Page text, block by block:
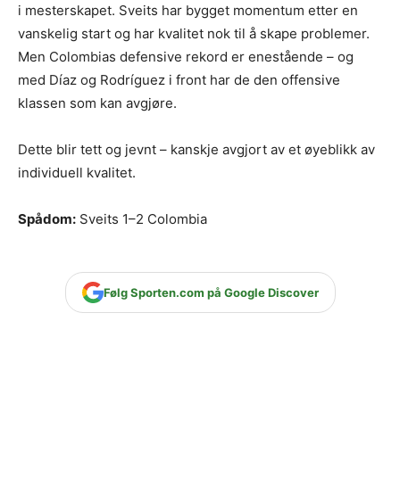
i mesterskapet. Sveits har bygget momentum etter en
vanskelig start og har kvalitet nok til å skape problemer.
Men Colombias defensive rekord er enestående – og
med Díaz og Rodríguez i front har de den offensive
klassen som kan avgjøre.
Dette blir tett og jevnt – kanskje avgjort av et øyeblikk av
individuell kvalitet.
Spådom: Sveits 1–2 Colombia
Følg Sporten.com på Google Discover